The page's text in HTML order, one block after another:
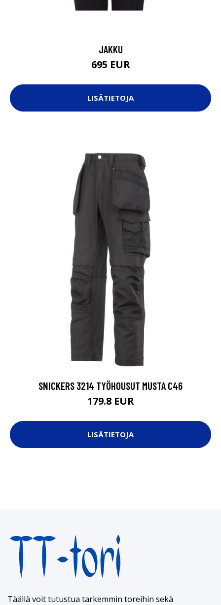
JAKKU
695 EUR
LISÄTIETOJA
SNICKERS 3214 TYÖHOUSUT MUSTA C46
179.8 EUR
LISÄTIETOJA
Täällä voit tutustua tarkemmin toreihin sekä